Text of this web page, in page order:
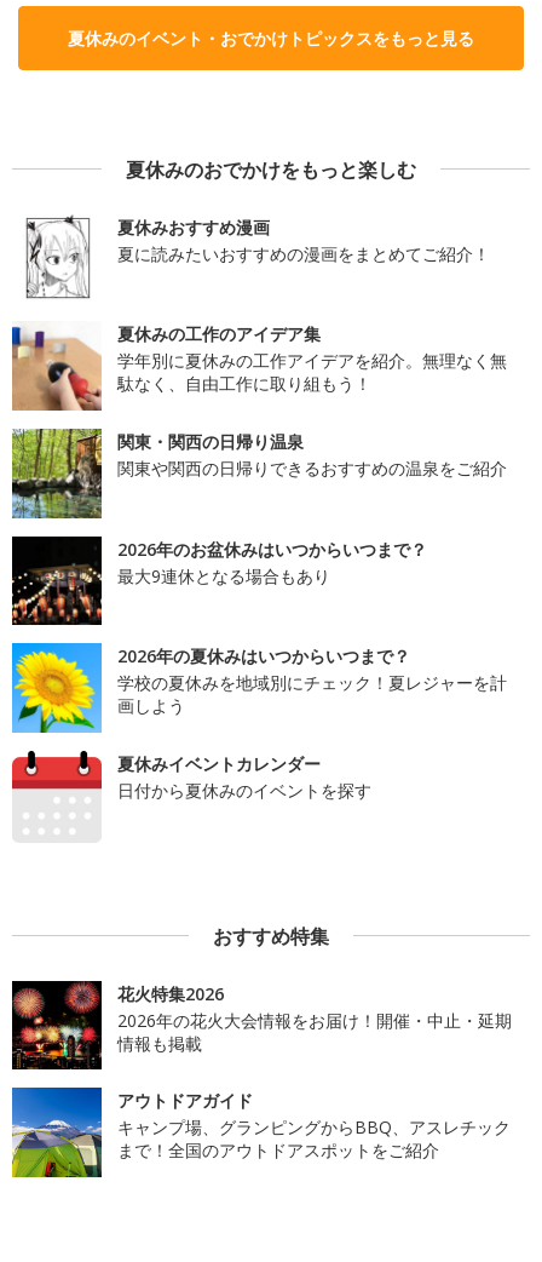
夏休みのイベント・おでかけトピックスをもっと見る
夏休みのおでかけをもっと楽しむ
夏休みおすすめ漫画
夏に読みたいおすすめの漫画をまとめてご紹介！
夏休みの工作のアイデア集
学年別に夏休みの工作アイデアを紹介。無理なく無
駄なく、自由工作に取り組もう！
関東・関西の日帰り温泉
関東や関西の日帰りできるおすすめの温泉をご紹介
2026年のお盆休みはいつからいつまで？
最大9連休となる場合もあり
2026年の夏休みはいつからいつまで？
学校の夏休みを地域別にチェック！夏レジャーを計
画しよう
夏休みイベントカレンダー
日付から夏休みのイベントを探す
おすすめ特集
花火特集2026
2026年の花火大会情報をお届け！開催・中止・延期
情報も掲載
アウトドアガイド
キャンプ場、グランピングからBBQ、アスレチック
まで！全国のアウトドアスポットをご紹介